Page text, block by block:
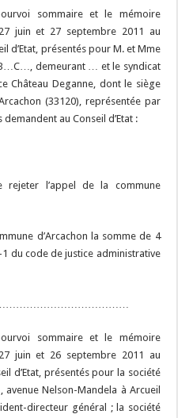
sommaire et le mémoire
juin et 27 septembre 2011 au
d’Etat, présentés pour M. et Mme
demeurant … et le syndicat
Château Deganne, dont le siège
(33120), représentée par
au Conseil d’Etat :
l’appel de la commune
d’Arcachon la somme de 4
1 du code de justice administrative
sommaire et le mémoire
juin et 26 septembre 2011 au
d’Etat, présentés pour la société
Nelson-Mandela à Arcueil
directeur général ; la société